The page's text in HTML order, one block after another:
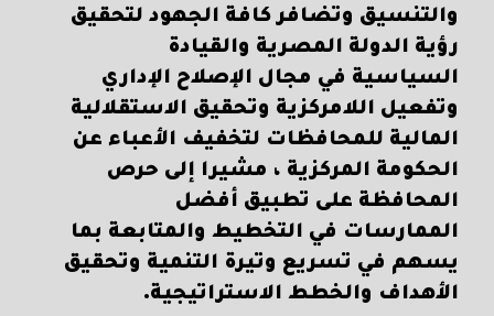
والتنسيق وتضافر كافة الجهود لتحقيق
رؤية الدولة المصرية والقيادة
السياسية في مجال الإصلاح الإداري
وتفعيل اللامركزية وتحقيق الاستقلالية
المالية للمحافظات لتخفيف الأعباء عن
الحكومة المركزية ، مشيرا إلى حرص
المحافظة على تطبيق أفضل
الممارسات في التخطيط والمتابعة بما
يسهم في تسريع وتيرة التنمية وتحقيق
الأهداف والخطط الاستراتيجية.